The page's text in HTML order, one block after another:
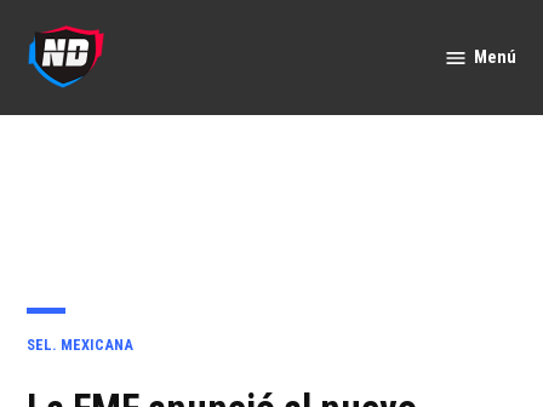
contenido
Menú
PUBLICADO
SEL. MEXICANA